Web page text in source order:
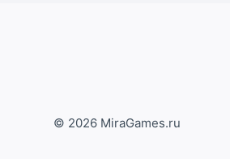
© 2026 MiraGames.ru